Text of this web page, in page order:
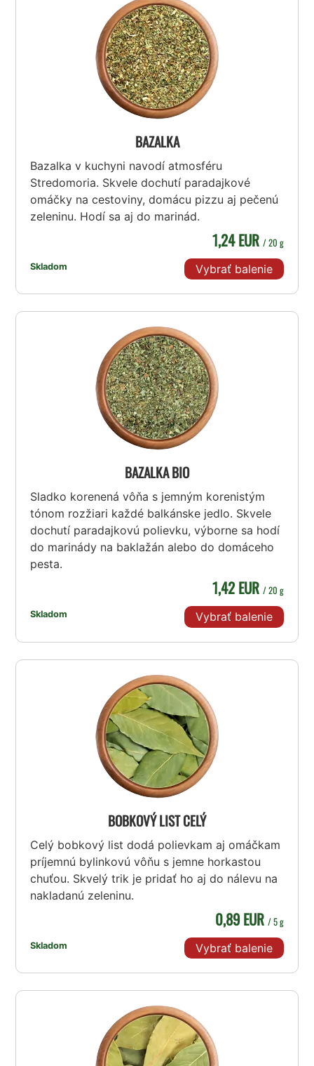
BAZALKA
Bazalka v kuchyni navodí atmosféru
Stredomoria. Skvele dochutí paradajkové
omáčky na cestoviny, domácu pizzu aj pečenú
zeleninu. Hodí sa aj do marinád.
Skladom
1,24 EUR / 20 g
Vybrať balenie
BAZALKA BIO
Sladko korenená vôňa s jemným korenistým
tónom rozžiari každé balkánske jedlo. Skvele
dochutí paradajkovú polievku, výborne sa hodí
do marinády na baklažán alebo do domáceho
pesta.
Skladom
1,42 EUR / 20 g
Vybrať balenie
BOBKOVÝ LIST CELÝ
Celý bobkový list dodá polievkam aj omáčkam
príjemnú bylinkovú vôňu s jemne horkastou
chuťou. Skvelý trik je pridať ho aj do nálevu na
nakladanú zeleninu.
Skladom
0,89 EUR / 5 g
Vybrať balenie